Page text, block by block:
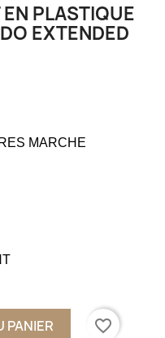
PLASTIQUE
EXTENDED
MARCHE
PANIER favorite_border